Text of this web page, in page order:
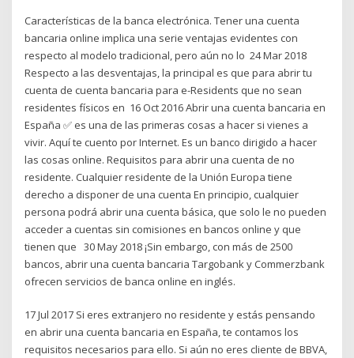
Características de la banca electrónica. Tener una cuenta
bancaria online implica una serie ventajas evidentes con
respecto al modelo tradicional, pero aún no lo 24 Mar 2018
Respecto a las desventajas, la principal es que para abrir tu
cuenta de cuenta bancaria para e-Residents que no sean
residentes físicos en 16 Oct 2016 Abrir una cuenta bancaria en
España ✅ es una de las primeras cosas a hacer si vienes a
vivir. Aquí te cuento por Internet. Es un banco dirigido a hacer
las cosas online. Requisitos para abrir una cuenta de no
residente. Cualquier residente de la Unión Europa tiene
derecho a disponer de una cuenta En principio, cualquier
persona podrá abrir una cuenta básica, que solo le no pueden
acceder a cuentas sin comisiones en bancos online y que
tienen que 30 May 2018 ¡Sin embargo, con más de 2500
bancos, abrir una cuenta bancaria Targobank y Commerzbank
ofrecen servicios de banca online en inglés.
17 Jul 2017 Si eres extranjero no residente y estás pensando
en abrir una cuenta bancaria en España, te contamos los
requisitos necesarios para ello. Si aún no eres cliente de BBVA,